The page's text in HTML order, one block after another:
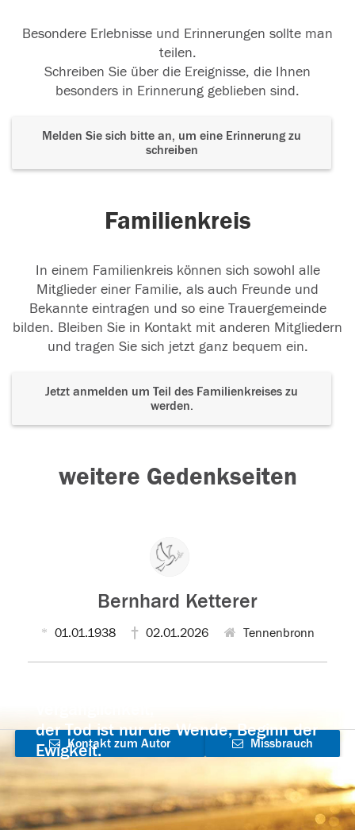
Besondere Erlebnisse und Erinnerungen sollte man
teilen.
Schreiben Sie über die Ereignisse, die Ihnen
besonders in Erinnerung geblieben sind.
Melden Sie sich bitte an, um eine Erinnerung zu
schreiben
Familienkreis
In einem Familienkreis können sich sowohl alle
Mitglieder einer Familie, als auch Freunde und
Bekannte eintragen und so eine Trauergemeinde
bilden. Bleiben Sie in Kontakt mit anderen Mitgliedern
und tragen Sie sich jetzt ganz bequem ein.
Jetzt anmelden um Teil des Familienkreises zu
werden.
weitere Gedenkseiten
Bernhard Ketterer
01.01.1938 02.01.2026 Tennenbronn
der Tod ist nur die Wende, Beginn der
Ewigkeit.
Kontakt zum Autor
aufnehmen
Missbrauch